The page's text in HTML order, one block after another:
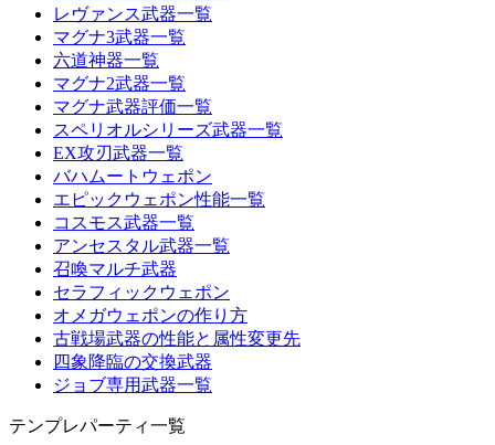
レヴァンス武器一覧
マグナ3武器一覧
六道神器一覧
マグナ2武器一覧
マグナ武器評価一覧
スペリオルシリーズ武器一覧
EX攻刃武器一覧
バハムートウェポン
エピックウェポン性能一覧
コスモス武器一覧
アンセスタル武器一覧
召喚マルチ武器
セラフィックウェポン
オメガウェポンの作り方
古戦場武器の性能と属性変更先
四象降臨の交換武器
ジョブ専用武器一覧
テンプレパーティ一覧